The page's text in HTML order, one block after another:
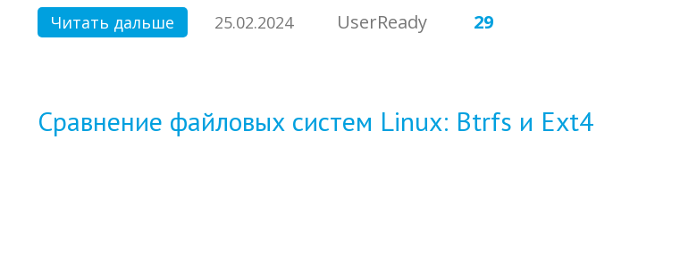
Читать дальше 25.02.2024 UserReady 29
Сравнение файловых систем Linux: Btrfs и Ext4